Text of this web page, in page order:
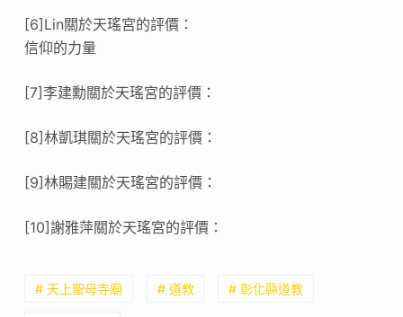
[6]Lin關於天瑤宮的評價：
信仰的力量
[7]李建勳關於天瑤宮的評價：
[8]林凱琪關於天瑤宮的評價：
[9]林賜建關於天瑤宮的評價：
[10]謝雅萍關於天瑤宮的評價：
# 天上聖母寺廟 # 道教 # 彰化縣道教